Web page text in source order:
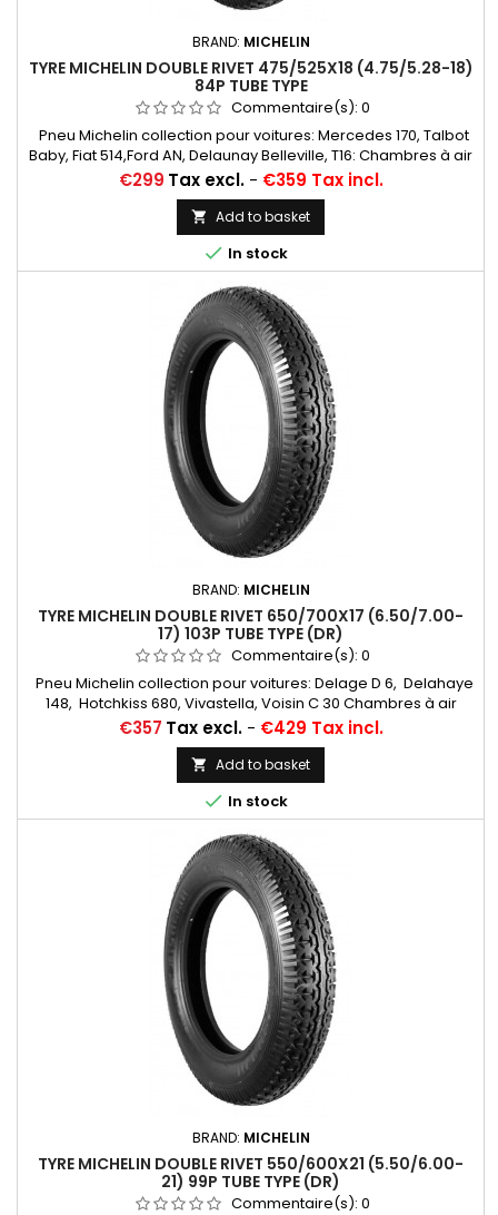
BRAND: MICHELIN
TYRE MICHELIN DOUBLE RIVET 475/525X18 (4.75/5.28-18)
84P TUBE TYPE
Commentaire(s): 0
Pneu Michelin collection pour voitures: Mercedes 170, Talbot
Baby, Fiat 514,Ford AN, Delaunay Belleville, T16: Chambres à air
conseillées: 17/18 E RET (valvage oblique)... Autres
appellations: 4,75/5,25-18; 4,75-18; 5,25-18; 4,75x18; 5,25x18;
525-18; 475/525-18; 475/525*18
Price
€299 Tax excl.- €359 Tax incl.
 Add to basket
 In stock
BRAND: MICHELIN
TYRE MICHELIN DOUBLE RIVET 650/700X17 (6.50/7.00-
17) 103P TUBE TYPE (DR)
Commentaire(s): 0
Pneu Michelin collection pour voitures: Delage D 6, Delahaye
148, Hotchkiss 680, Vivastella, Voisin C 30 Chambres à air
conseillées: 17/18 H RET (valvage... Autres
appellations: 6,50/7,00-17; 6,50-17; 7,00-17; 6,50x17; 7,00x17;
6,50-7,00x17; 650/700*17; 650/700/17; 6,50/7,00x17
Price
€357 Tax excl.- €429 Tax incl.
 Add to basket
 In stock
BRAND: MICHELIN
TYRE MICHELIN DOUBLE RIVET 550/600X21 (5.50/6.00-
21) 99P TUBE TYPE (DR)
Commentaire(s): 0